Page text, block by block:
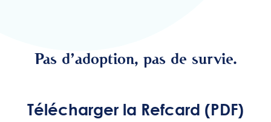
Pas d’adoption, pas de survie.
Télécharger la Refcard (PDF)